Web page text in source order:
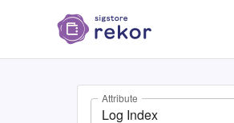
Attribute
Log Index